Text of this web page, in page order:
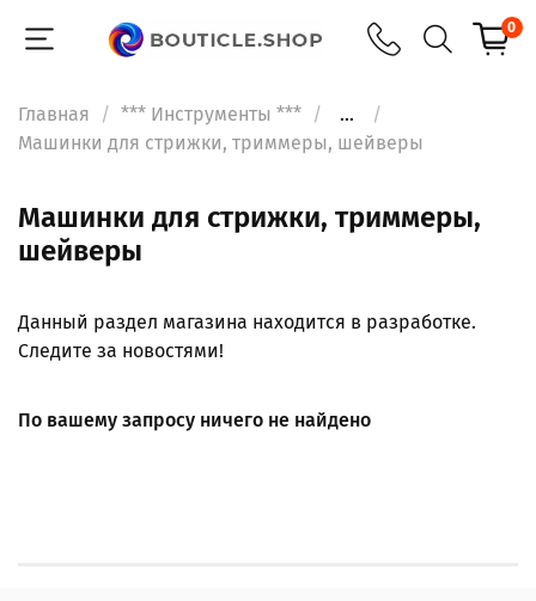
0
Главная *** Инструменты ***
...
Машинки для стрижки, триммеры, шейверы
Машинки для стрижки, триммеры,
шейверы
Данный раздел магазина находится в разработке.
Следите за новостями!
По вашему запросу ничего не найдено